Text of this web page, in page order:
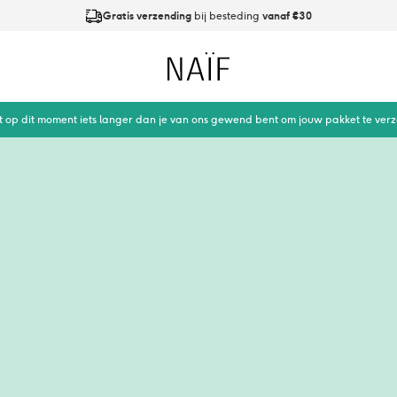
Gratis verzending bij besteding vanaf €30
Naïf
dit moment iets langer dan je van ons gewend bent om jouw pakket te